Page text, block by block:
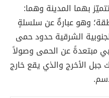
بهما المدينة وهما:
وهو عبارةٌ عن سلسلةٍ
الشرقية حدود حمى
مبتعدةً عن الحمى وصولاً
الأخرج والذي يقع خارج